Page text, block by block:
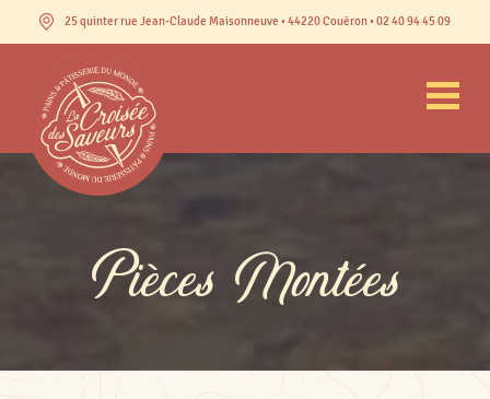
25 quinter rue Jean-Claude Maisonneuve • 44220 Couëron • 02 40 94 45 09
Pièces Montées